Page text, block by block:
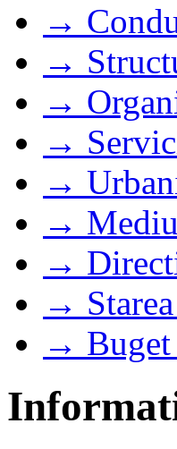
→
→
→
→
→
→ Mediu
→
→
→ Buget